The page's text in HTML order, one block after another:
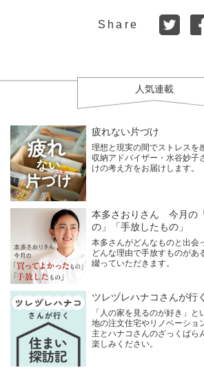
Share
人気連載
疲れない片づけ
理想と現実の間でストレス
収納アドバイザー・水谷妙子
けの考え方をお届けします。
本多さおりさん 今月の
の」「手放したもの」
本多さんがどんなものと出会
どんな理由で手放すものがあ
綴っていただきます。
ツレヅレハナコさんが行
「人の家を見るのが好き」
地の注文住宅やリノベーショ
主とハナコさんのざっくばら
楽しみください。